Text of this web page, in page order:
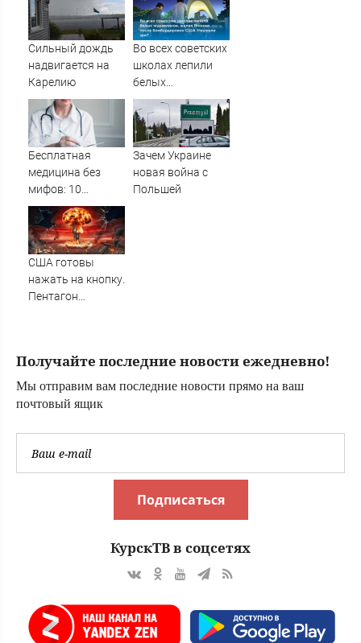
Межправсовета
ЕАЭС
Сильный дождь
надвигается на
Карелию
Во всех советских
школах лепили
белых
журавликов,
жалея Японию
после
бомбардировок
США. Неужели
зря?
Бесплатная
медицина без
мифов: 10
главных проблем
пациентов ОМС и
способы их
решения
Зачем Украине
новая война с
Польшей
США готовы
нажать на кнопку.
Пентагон
грани?
Получайте последние новости ежедневно!
Мы отправим вам последние новости прямо на ваш
почтовый ящик
Подписаться
КурскТВ в соцсетях